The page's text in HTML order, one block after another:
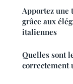
Apportez une
grâce aux
italiennes
Quelles sont
correctement